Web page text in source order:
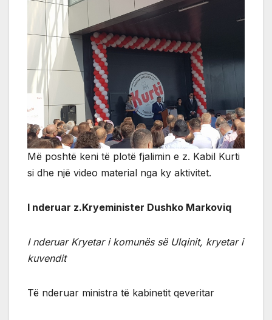
Më poshtë keni të plotë fjalimin e z. Kabil Kurti
si dhe një video material nga ky aktivitet.
I nderuar z.Kryeminister Dushko Markoviq
I nderuar Kryetar i komunës së Ulqinit, kryetar i
kuvendit
Të nderuar ministra të kabinetit qeveritar